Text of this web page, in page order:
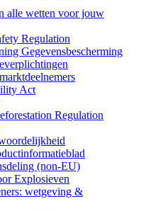
alle wetten voor jouw
Regulation
Gegevensbescherming
Act
Regulation
(non-EU)
Explosieven
wetgeving &